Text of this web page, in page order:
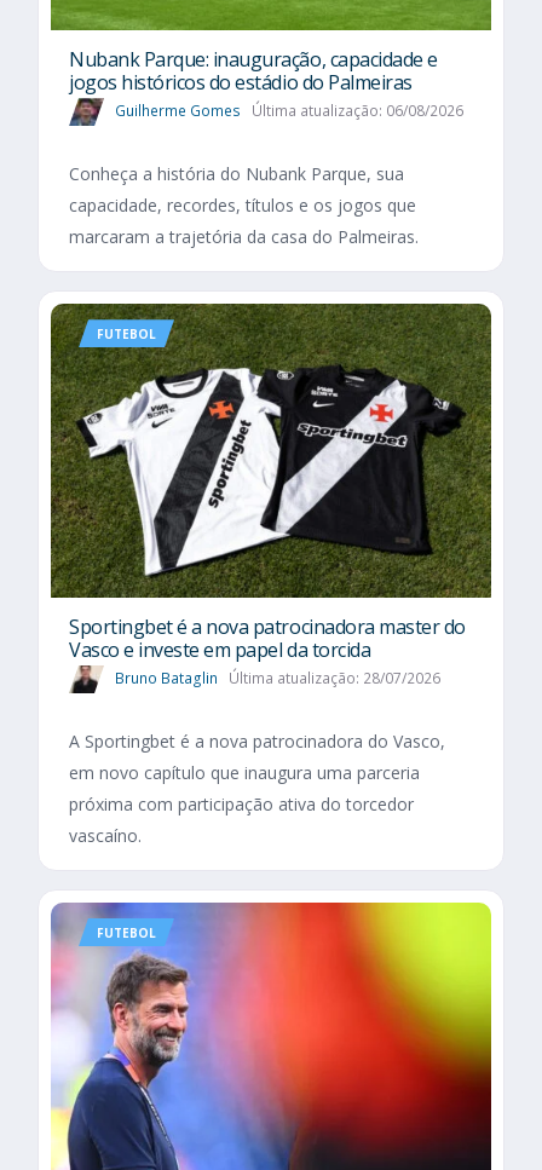
Nubank Parque: inauguração, capacidade e
jogos históricos do estádio do Palmeiras
Guilherme Gomes Última atualização: 06/08/2026
Conheça a história do Nubank Parque, sua
capacidade, recordes, títulos e os jogos que
marcaram a trajetória da casa do Palmeiras.
FUTEBOL
Sportingbet é a nova patrocinadora master do
Vasco e investe em papel da torcida
Bruno Bataglin Última atualização: 28/07/2026
A Sportingbet é a nova patrocinadora do Vasco,
em novo capítulo que inaugura uma parceria
próxima com participação ativa do torcedor
vascaíno.
FUTEBOL